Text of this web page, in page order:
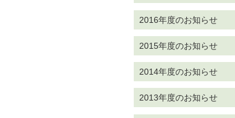
2016年度のお知らせ
2015年度のお知らせ
2014年度のお知らせ
2013年度のお知らせ